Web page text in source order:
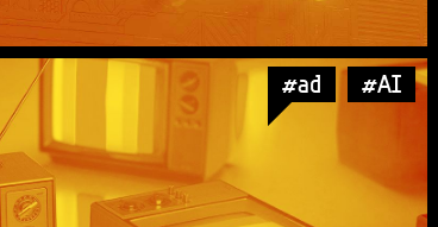
#ad #AI